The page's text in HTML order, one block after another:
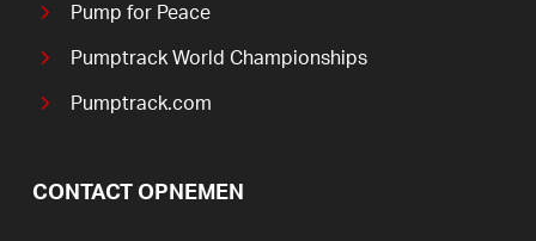
Pump for Peace
Pumptrack World Championships
Pumptrack.com
CONTACT OPNEMEN